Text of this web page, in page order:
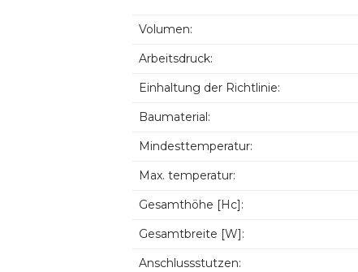
Volumen:
Arbeitsdruck:
Einhaltung der Richtlinie:
Baumaterial:
Mindesttemperatur:
Max. temperatur:
Gesamthöhe [Hc]:
Gesamtbreite [W]:
Anschlussstutzen: